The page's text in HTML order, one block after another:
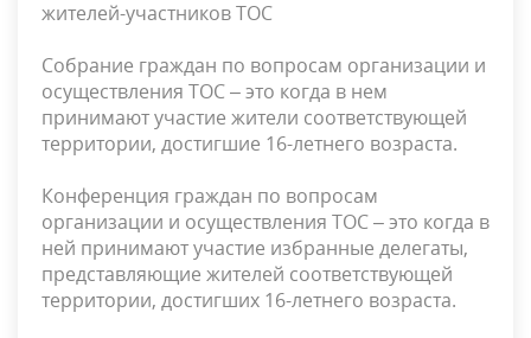
жителей-участников ТОС
Собрание граждан по вопросам организации и
осуществления ТОС – это когда в нем
принимают участие жители соответствующей
территории, достигшие 16-летнего возраста.
Конференция граждан по вопросам
организации и осуществления ТОС – это когда в
ней принимают участие избранные делегаты,
представляющие жителей соответствующей
территории, достигших 16-летнего возраста.